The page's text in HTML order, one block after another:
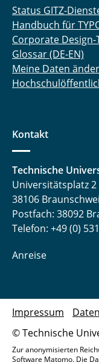
Status GITZ-
Handbuch für
Corporate
Glossar (DE-EN)
Meine Daten
Kontakt
Technische
Universitätsplatz 2
38106
Postfach: 38092
Telefon: +49 (0)
Anreise
© Technische
Impressum
Zur anonymisierten
Software Matomo. Die